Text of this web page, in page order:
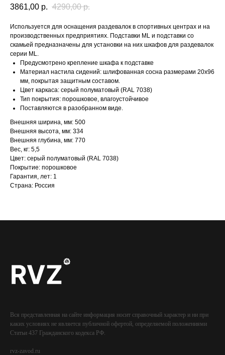
3861,00 р. 4290,00 р.
Используется для оснащения раздевалок в спортивных центрах и на
производственных предприятиях. Подставки ML и подставки со
скамьей предназначены для установки на них шкафов для раздевалок
серии ML.
Предусмотрено крепление шкафа к подставке
Материал настила сидений: шлифованная сосна размерами 20х96
мм, покрытая защитным составом.
Цвет каркаса: серый полуматовый (RAL 7038)
Тип покрытия: порошковое, влагоустойчивое
Поставляются в разобранном виде.
Внешняя ширина, мм: 500
Внешняя высота, мм: 334
Внешняя глубина, мм: 770
Вес, кг: 5,5
Цвет: серый полуматовый (RAL 7038)
Покрытие: порошковое
Гарантия, лет: 1
Страна: Россия
Вся представленная на сайте информация носит справочный характер и ни при
каких условиях не является публичной офертой, определяемой положениями
Статьи 437 Гражданского кодекса РФ.
rvz-zavod.ru